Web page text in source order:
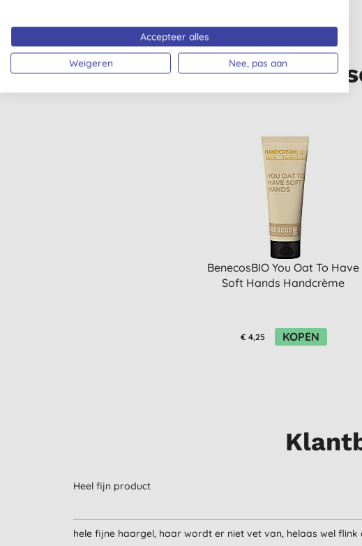
BenecosBIO You Oat To Have
Soft Hands Handcrème
€ 4,25 KOPEN
Heel fijn product
hele fijne haargel, haar wordt er niet vet van, helaas wel flink
Accepteer alles
Weigeren Nee, pas aan